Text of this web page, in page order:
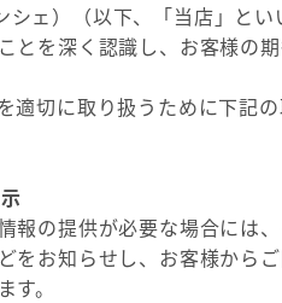
ェ）（以下、「当店」とい
とを深く認識し、お客様の
適切に取り扱うために下記
報の提供が必要な場合には
をお知らせし、お客様から
。